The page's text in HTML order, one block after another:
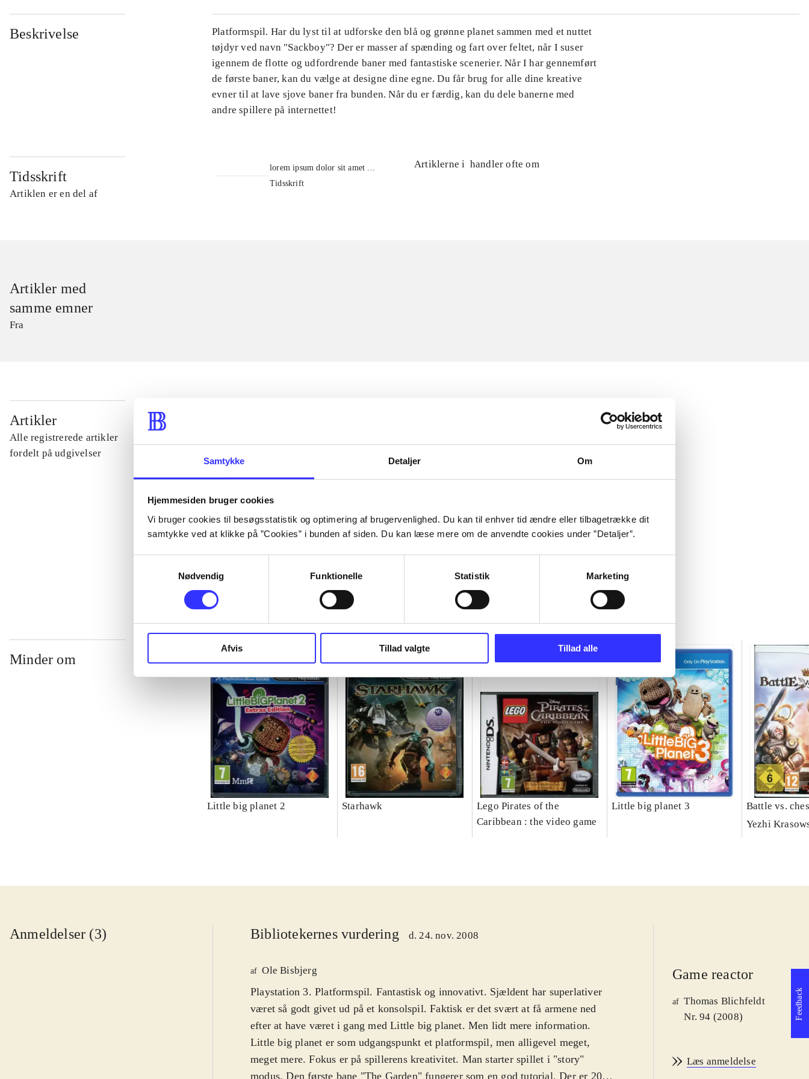
Samtykke Detaljer Om
Hjemmesiden bruger cookies
Vi bruger cookies til besøgsstatistik og optimering af brugervenlighed. Du kan til enhver tid ændre eller tilbagetrække dit
samtykke ved at klikke på ”Cookies” i bunden af siden. Du kan læse mere om de anvendte cookies under ”Detaljer”.
Nødvendig
Funktionelle Statistik Marketing
Afvis Tillad valgte Tillad alle
Beskrivelse
Platformspil. Har du lyst til at udforske den blå og grønne planet sammen med et nuttet
tøjdyr ved navn "Sackboy"? Der er masser af spænding og fart over feltet, når I suser
igennem de flotte og udfordrende baner med fantastiske scenerier. Når I har gennemført
de første baner, kan du vælge at designe dine egne. Du får brug for alle dine kreative
evner til at lave sjove baner fra bunden. Når du er færdig, kan du dele banerne med
andre spillere på internettet!
Tidsskrift
Artiklen er en del af
lorem ipsum dolor sit amet ...
Tidsskrift
Artiklerne i handler ofte om
Artikler med
samme emner
Fra
Artikler
Alle registrerede artikler
fordelt på udgivelser
Minder om
Little big planet 2 Starhawk
Lego Pirates of the
Caribbean : the video game
Little big planet 3
Battle vs.
Yezhi
Anmeldelser (3) Bibliotekernes vurdering d. 24. nov. 2008
af Ole Bisbjerg
Playstation 3. Platformspil. Fantastisk og innovativt. Sjældent har superlativer
været så godt givet ud på et konsolspil. Faktisk er det svært at få armene ned
efter at have været i gang med Little big planet. Men lidt mere information.
Little big planet er som udgangspunkt et platformspil, men alligevel meget,
meget mere. Fokus er på spillerens kreativitet. Man starter spillet i "story"
modus. Den første bane "The Garden" fungerer som en god tutorial. Der er 20
Game reactor
af Thomas Blichfeldt
Nr. 94 (2008)
Læs anmeldelse
Feedback